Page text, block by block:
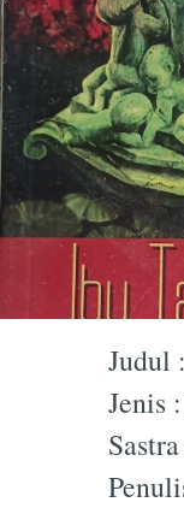
Judul
Jenis